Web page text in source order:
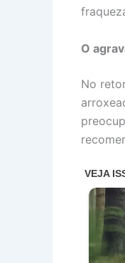
O
No